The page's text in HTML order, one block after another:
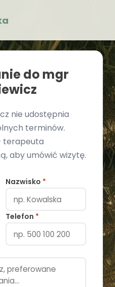
do mgr
nie udostępnia
terminów.
terapeuta
aby umówić wizytę.
Nazwisko *
Telefon *